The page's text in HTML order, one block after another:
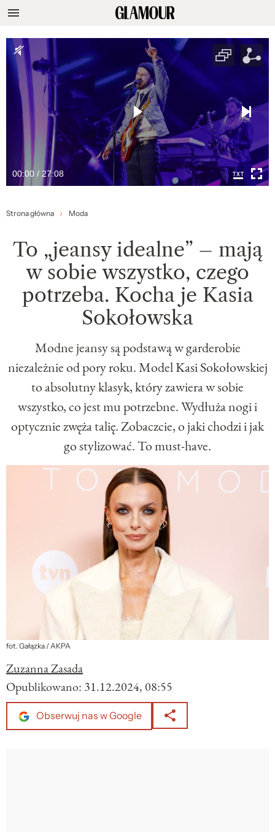
00:00 / 27:08
Strona główna Moda
To „jeansy idealne” – mają
w sobie wszystko, czego
potrzeba. Kocha je Kasia
Sokołowska
Modne jeansy są podstawą w garderobie
niezależnie od pory roku. Model Kasi Sokołowskiej
to absolutny klasyk, który zawiera w sobie
wszystko, co jest mu potrzebne. Wydłuża nogi i
optycznie zwęża talię. Zobaczcie, o jaki chodzi i jak
go stylizować. To must-have.
fot. Gałązka / AKPA
Zuzanna Zasada
Opublikowano: 31.12.2024, 08:55
Obserwuj nas w Google